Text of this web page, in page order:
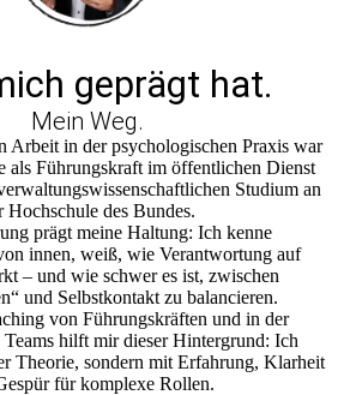
geprägt hat.
Mein Weg.
Arbeit in der psychologischen Praxis war
als Führungskraft im öffentlichen Dienst
Studium an
Hochschule des Bundes.
prägt meine Haltung: Ich kenne
innen, weiß, wie Verantwortung auf
– und wie schwer es ist, zwischen
und Selbstkontakt zu balancieren.
von Führungskräften und in der
hilft mir dieser Hintergrund: Ich
Theorie, sondern mit Erfahrung, Klarheit
für komplexe Rollen.